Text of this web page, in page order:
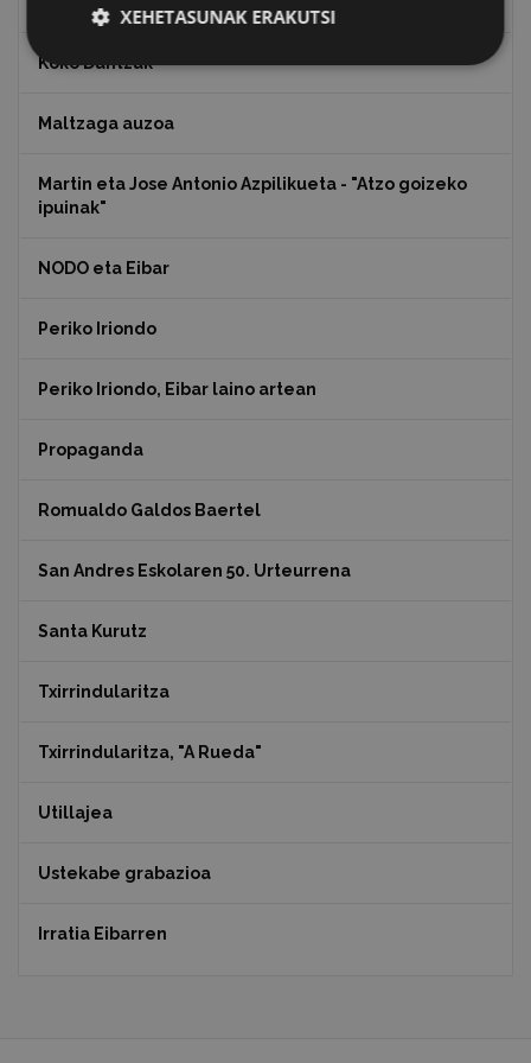
Koko Dantzak
Maltzaga auzoa
Martin eta Jose Antonio Azpilikueta - "Atzo goizeko
ipuinak"
NODO eta Eibar
Periko Iriondo
Periko Iriondo, Eibar laino artean
Propaganda
Romualdo Galdos Baertel
San Andres Eskolaren 50. Urteurrena
Santa Kurutz
Txirrindularitza
Txirrindularitza, "A Rueda"
Utillajea
Ustekabe grabazioa
Irratia Eibarren
XEHETASUNAK ERAKUTSI